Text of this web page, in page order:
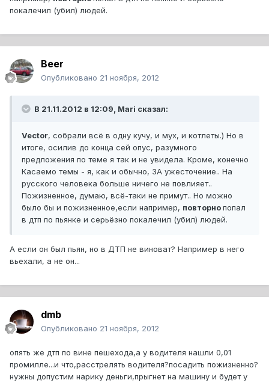
покалечил (убил) людей.
Beer
Опубликовано 21 ноября, 2012
В 21.11.2012 в 12:09, Mari сказал:
Vector, собрали всё в одну кучу, и мух, и котлеты.) Но в
итоге, осилив до конца сей опус, разумного
предложения по теме я так и не увидела. Кроме, конечно
Касаемо темы - я, как и обычно, ЗА ужесточение.. На
русского человека больше ничего не повлияет..
Пожизненное, думаю, всё-таки не примут.. Но можно
было бы и пожизненное,если например, повторнопопал
в дтп по пьянке и серьёзно покалечил (убил) людей.
А если он был пьян, но в ДТП не виноват? Например в него
вьехали, а не он...
dmb
Опубликовано 21 ноября, 2012
опять же дтп по вине пешехода,а у водителя нашли 0,01
промилле...и что,расстрелять водителя?посадить пожизненно?
нужны допустим нарику деньги,прыгнет на машину и будет у